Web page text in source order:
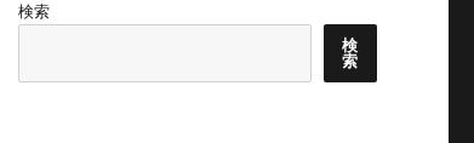
検索
検
索